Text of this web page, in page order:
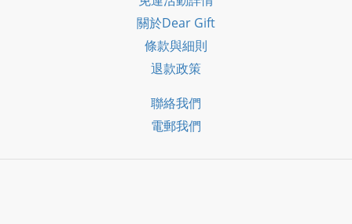
關於Dear Gift
條款與細則
退款政策
聯絡我們
電郵我們